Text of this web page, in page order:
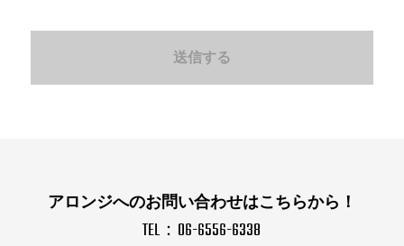
アロンジへのお問い合わせはこちらから！
TEL：06-6556-6338